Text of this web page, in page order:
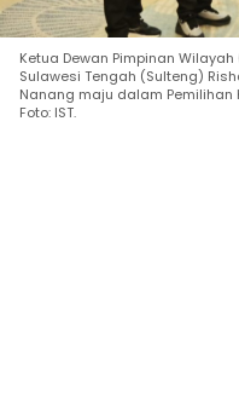
Ketua Dewan Pimpinan
Sulawesi Tengah (Sulteng)
Nanang maju dalam Pemilihan
Foto: IST.